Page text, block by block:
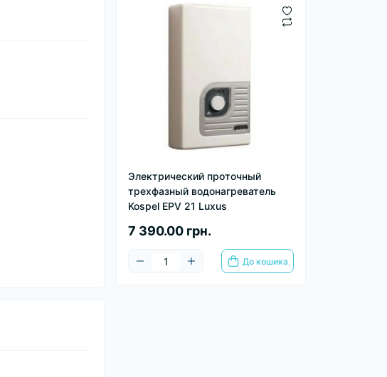
Электрический проточный
трехфазный водонагреватель
Kospel EPV 21 Luxus
7 390.00 грн.
До кошика